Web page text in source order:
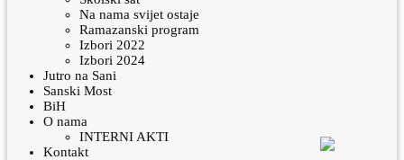
Na nama svijet ostaje
Ramazanski program
Izbori 2022
Izbori 2024
Jutro na Sani
Sanski Most
BiH
O nama
INTERNI AKTI
Kontakt